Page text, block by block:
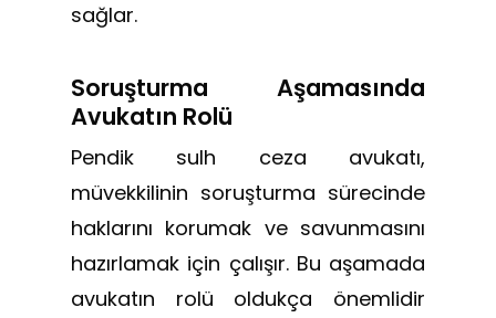
sağlar.
Soruşturma Aşamasında
Avukatın Rolü
Pendik sulh ceza avukatı,
müvekkilinin soruşturma sürecinde
haklarını korumak ve savunmasını
hazırlamak için çalışır. Bu aşamada
avukatın rolü oldukça önemlidir